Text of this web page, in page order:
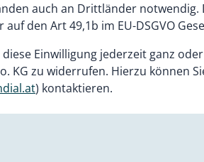
auch an Drittländer notwendig.
auf den Art 49,1b im EU-DSGVO
Einwilligung jederzeit ganz
KG zu widerrufen. Hierzu können
) kontaktieren.